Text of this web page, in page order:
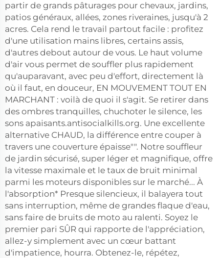
partir de grands pâturages pour chevaux, jardins,
patios généraux, allées, zones riveraines, jusqu'à 2
acres. Cela rend le travail partout facile : profitez
d'une utilisation mains libres, certains assis,
d'autres debout autour de vous. Le haut volume
d'air vous permet de souffler plus rapidement
qu'auparavant, avec peu d'effort, directement là
où il faut, en douceur, EN MOUVEMENT TOUT EN
MARCHANT : voilà de quoi il s'agit. Se retirer dans
des ombres tranquilles, chuchoter le silence, les
sons apaisants.antisocialkills.org. Une excellente
alternative CHAUD, la différence entre couper à
travers une couverture épaisse"". Notre souffleur
de jardin sécurisé, super léger et magnifique, offre
la vitesse maximale et le taux de bruit minimal
parmi les moteurs disponibles sur le marché... À
l'absorption* Presque silencieux, il balayera tout
sans interruption, même de grandes flaque d'eau,
sans faire de bruits de moto au ralenti. Soyez le
premier pari SÛR qui rapporte de l'appréciation,
allez-y simplement avec un cœur battant
d'impatience, hourra. Obtenez-le, répétez,